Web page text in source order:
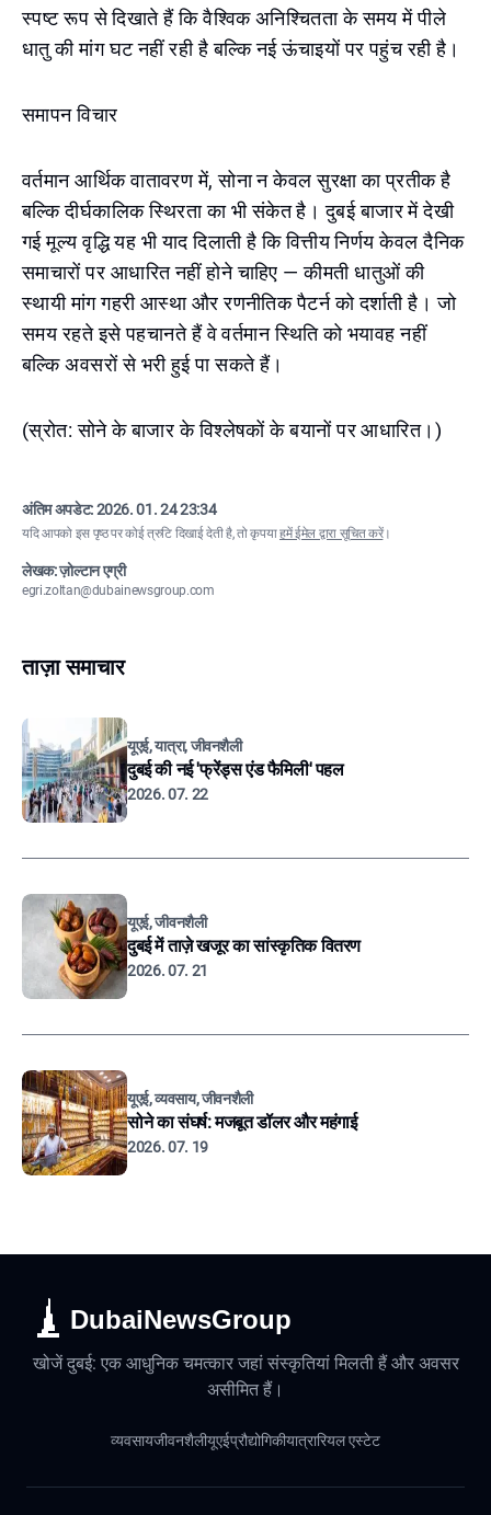
स्पष्ट रूप से दिखाते हैं कि वैश्विक अनिश्चितता के समय में पीले
धातु की मांग घट नहीं रही है बल्कि नई ऊंचाइयों पर पहुंच रही है।
समापन विचार
वर्तमान आर्थिक वातावरण में, सोना न केवल सुरक्षा का प्रतीक है
बल्कि दीर्घकालिक स्थिरता का भी संकेत है। दुबई बाजार में देखी
गई मूल्य वृद्धि यह भी याद दिलाती है कि वित्तीय निर्णय केवल दैनिक
समाचारों पर आधारित नहीं होने चाहिए — कीमती धातुओं की
स्थायी मांग गहरी आस्था और रणनीतिक पैटर्न को दर्शाती है। जो
समय रहते इसे पहचानते हैं वे वर्तमान स्थिति को भयावह नहीं
बल्कि अवसरों से भरी हुई पा सकते हैं।
(स्रोत: सोने के बाजार के विश्लेषकों के बयानों पर आधारित।)
अंतिम अपडेट:2026. 01. 24 23:34
यदि आपको इस पृष्ठ पर कोई त्रुटि दिखाई देती है, तो कृपयाहमें ईमेल द्वारा सूचित करें।
लेखक: ज़ोल्टान एग्री
egri.zoltan@dubainewsgroup.com
ताज़ा समाचार
यूएई, यात्रा, जीवनशैली
दुबई की नई 'फ्रेंड्स एंड फैमिली' पहल
2026. 07. 22
यूएई, जीवनशैली
दुबई में ताज़े खजूर का सांस्कृतिक वितरण
2026. 07. 21
यूएई, व्यवसाय, जीवनशैली
सोने का संघर्ष: मजबूत डॉलर और महंगाई
2026. 07. 19
DubaiNewsGroup
खोजें दुबई: एक आधुनिक चमत्कार जहां संस्कृतियां मिलती हैं और अवसर
असीमित हैं।
व्यवसायजीवनशैलीयूएईप्रौद्योगिकीयात्रारियल एस्टेट